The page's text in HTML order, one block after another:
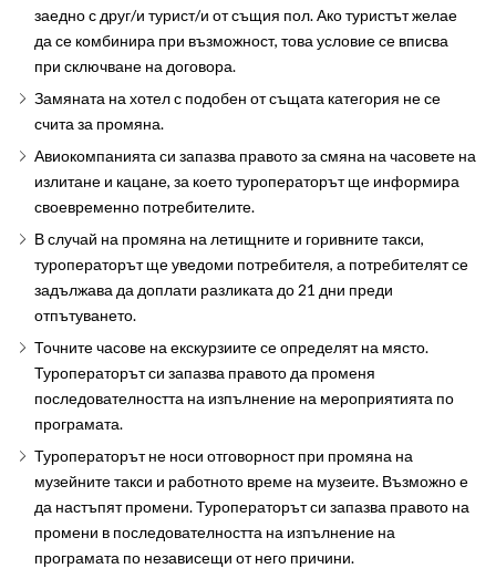
заедно с друг/и турист/и от същия пол. Ако туристът желае
да се комбинира при възможност, това условие се вписва
при сключване на договора.
Замяната на хотел с подобен от същата категория не се
счита за промяна.
Авиокомпанията си запазва правото за смяна на часовете на
излитане и кацане, за което туроператорът ще информира
своевременно потребителите.
В случай на промяна на летищните и горивните такси,
туроператорът ще уведоми потребителя, а потребителят се
задължава да доплати разликата до 21 дни преди
отпътуването.
Точните часове на екскурзиите се определят на място.
Туроператорът си запазва правото да променя
последователността на изпълнение на мероприятията по
програмата.
Туроператорът не носи отговорност при промяна на
музейните такси и работното време на музеите. Възможно е
да настъпят промени. Туроператорът си запазва правото на
промени в последователността на изпълнение на
програмата по независещи от него причини.